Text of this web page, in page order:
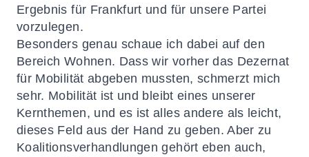
Ergebnis für Frankfurt und für unsere Partei
vorzulegen.
Besonders genau schaue ich dabei auf den
Bereich Wohnen. Dass wir vorher das Dezernat
für Mobilität abgeben mussten, schmerzt mich
sehr. Mobilität ist und bleibt eines unserer
Kernthemen, und es ist alles andere als leicht,
dieses Feld aus der Hand zu geben. Aber zu
Koalitionsverhandlungen gehört eben auch,